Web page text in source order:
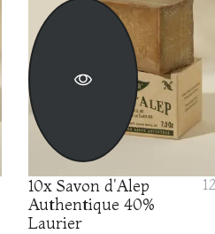
10x Savon d'Alep
Authentique 40%
Laurier